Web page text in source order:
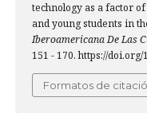
technology as a factor
and young students in
Iberoamericana De Las
151 - 170. https://
Formatos de